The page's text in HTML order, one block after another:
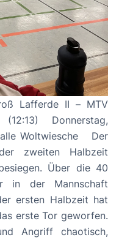
Woltwiesche Der
zweiten Halbzeit
Über die 40
in der Mannschaft
ersten Halbzeit hat
erste Tor geworfen.
Angriff chaotisch,